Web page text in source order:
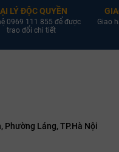
LÝ ĐỘC QUYỀN
0969 111 855 để được
trao đổi chi tiết
Giao
Phường Láng, TP.Hà Nội